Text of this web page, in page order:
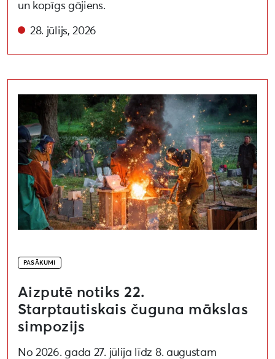
un kopīgs gājiens.
28. jūlijs, 2026
PASĀKUMI
Aizputē notiks 22.
Starptautiskais čuguna mākslas
simpozijs
No 2026. gada 27. jūlija līdz 8. augustam